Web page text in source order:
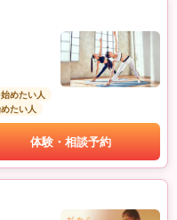
めたい人
たい人
体験・相談予約